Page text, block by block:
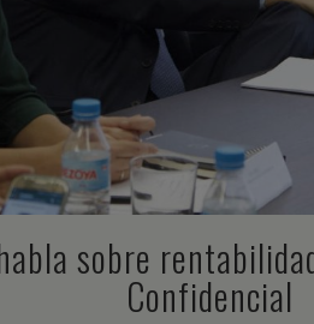
sobre
Confidencial